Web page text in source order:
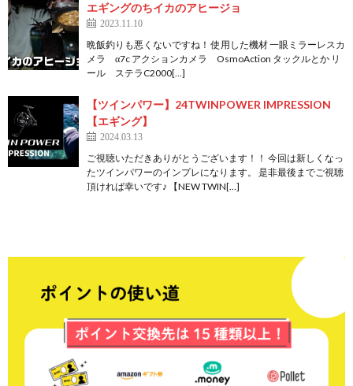
エギングのちイカのアヒージョ
2023.11.10
晩飯釣りも悪くないですね！ 使用した機材 一眼ミラーレスカ
メラ α7c アクションカメラ OsmoAction タックルとか リ
ール ステラC2000[…]
【ツインパワー】24TWINPOWER IMPRESSION
【エギング】
2024.03.13
ご視聴いただきありがとうございます！！ 今回は新しくなっ
たツインパワーのインプレになります。 是非最後までご視聴
頂ければ幸いです♪ 【NEW TWIN[…]